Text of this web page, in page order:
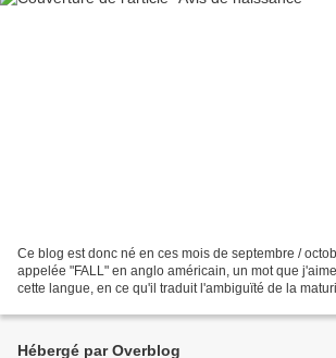
Ce blog est donc né en ces mois de septembre /
appelée "FALL" en anglo américain, un mot que
cette langue, en ce qu'il traduit l'ambiguïté de la
Hébergé par Overblog